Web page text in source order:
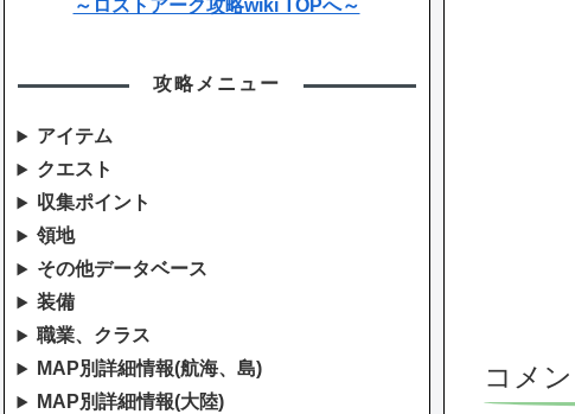
コメン
～ロストアーク攻略wiki TOPへ～
攻略メニュー
アイテム
クエスト
収集ポイント
領地
その他データベース
装備
職業、クラス
MAP別詳細情報(航海、島)
MAP別詳細情報(大陸)